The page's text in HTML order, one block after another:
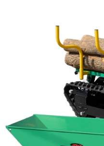
Nye Wee produkter
Leasing